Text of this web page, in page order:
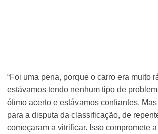
“Foi uma pena, porque o carro era muito
estávamos tendo nenhum tipo de
ótimo acerto e estávamos confiantes.
para a disputa da classificação, de
começaram a vitrificar. Isso compromete